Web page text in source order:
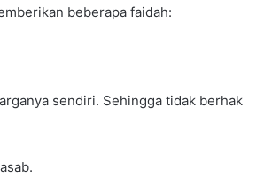
beberapa faidah:
sendiri. Sehingga tidak berhak